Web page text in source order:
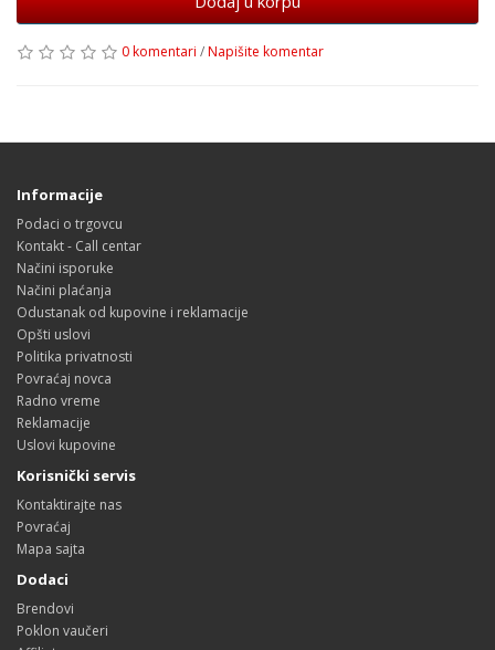
0 komentari /Napišite komentar
Informacije
Podaci o trgovcu
Kontakt - Call centar
Načini isporuke
Načini plaćanja
Odustanak od kupovine i reklamacije
Opšti uslovi
Politika privatnosti
Povraćaj novca
Radno vreme
Reklamacije
Uslovi kupovine
Korisnički servis
Kontaktirajte nas
Povraćaj
Mapa sajta
Dodaci
Brendovi
Poklon vaučeri